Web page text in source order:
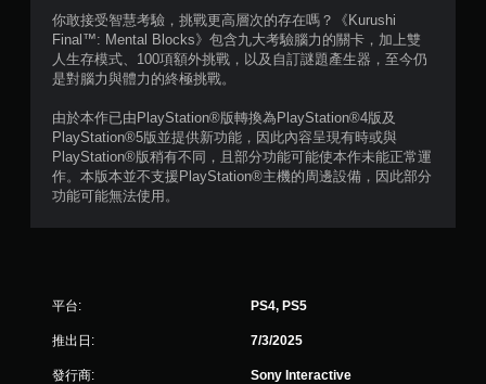
顆
星
，
共
2
你敢接受智慧考驗，挑戰更高層次的存在嗎？《Kurushi
Final™: Mental Blocks》包含九大考驗腦力的關卡，加上雙
人生存模式、100項額外挑戰，以及自訂謎題產生器，至今仍
是對腦力與體力的終極挑戰。
由於本作已由PlayStation®版轉換為PlayStation®4版及
PlayStation®5版並提供新功能，因此內容呈現有時或與
PlayStation®版稍有不同，且部分功能可能使本作未能正常運
作。本版本並不支援PlayStation®主機的周邊設備，因此部分
功能可能無法使用。
平台: PS4, PS5
推出日: 7/3/2025
發行商:
Sony Interactive